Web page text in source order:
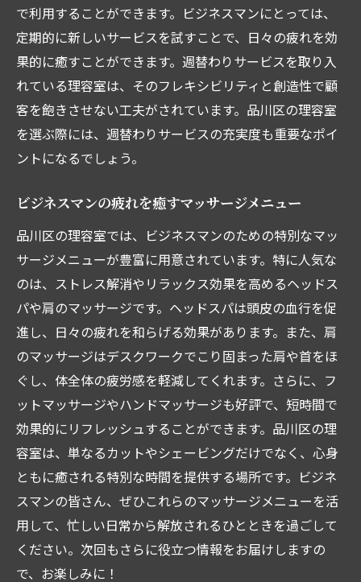
で利用することができます。ビジネスマンにとっては、
定期的に新しいサービスを試すことで、日々の疲れを効
果的に癒すことができます。週替わりサービスを取り入
れている理容室は、そのフレキシビリティと創造性で顧
客を飽きさせない工夫がされています。品川区の理容室
を選ぶ際には、週替わりサービスの充実度も重要なポイ
ントになるでしょう。
ビジネスマンの疲れを癒すマッサージメニュー
品川区の理容室では、ビジネスマンのための特別なマッ
サージメニューが豊富に用意されています。特に人気な
のは、ストレス解消やリラックス効果を高めるヘッドス
パや肩のマッサージです。ヘッドスパは頭皮の血行を促
進し、日々の疲れを和らげる効果があります。また、肩
のマッサージはデスクワークでこり固まった肩や首をほ
ぐし、体全体の疲労感を軽減してくれます。さらに、フ
ットマッサージやハンドマッサージも好評で、短時間で
効果的にリフレッシュすることができます。品川区の理
容室は、単なるカットやシェービングだけでなく、心身
ともに癒される特別な時間を提供する場所です。ビジネ
スマンの皆さん、ぜひこれらのマッサージメニューを活
用して、忙しい日常から解放されるひとときを過ごして
ください。次回もさらに役立つ情報をお届けしますの
で、お楽しみに！